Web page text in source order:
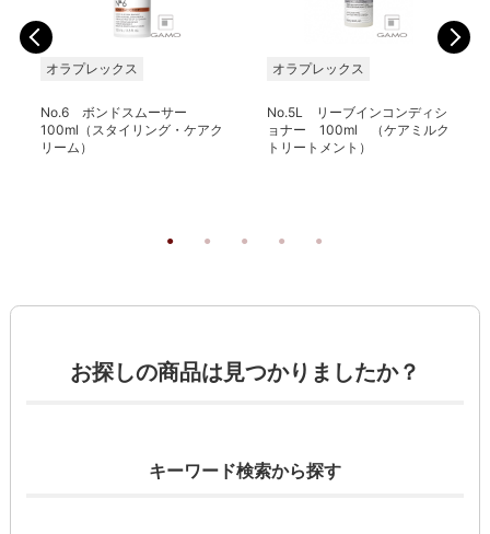
オラプレックス
No.6 ボンドスムーサー
100ml（スタイリング・ケアク
リーム）
オラプレックス
No.5L リーブインコンディシ
ョナー 100ml （ケアミルク
トリートメント）
お探しの商品は見つかりましたか？
キーワード検索から探す